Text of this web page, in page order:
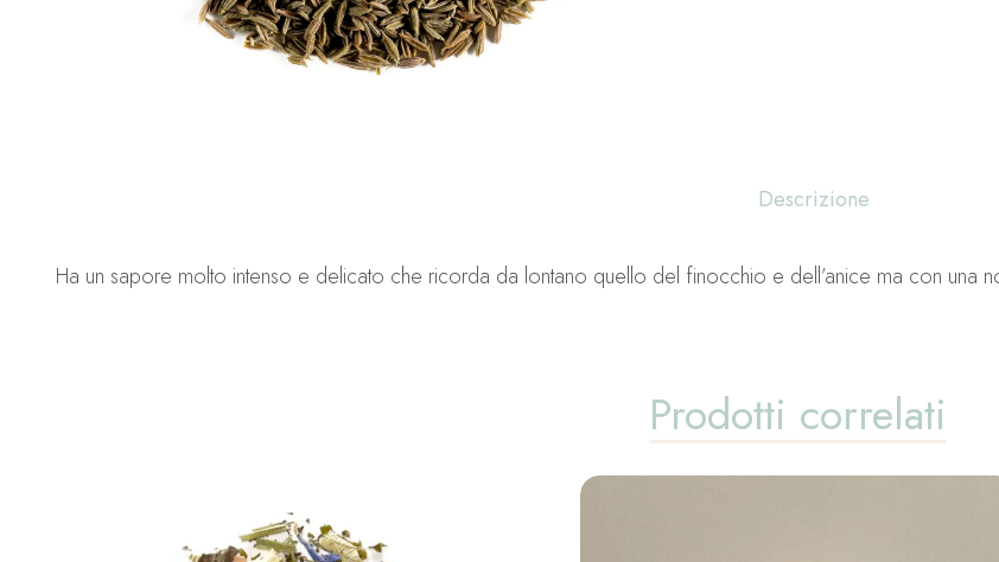
Descrizione
Ha un sapore molto intenso e delicato che ricorda da lontano quello del finocchio e dell’anice ma con una
Prodotti correlati